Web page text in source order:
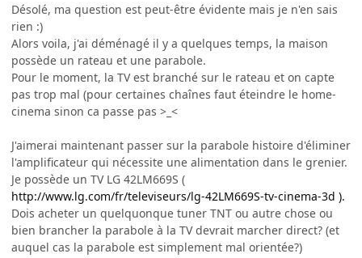
Désolé, ma question est peut-être évidente mais je n'en sais
rien :)
Alors voila, j'ai déménagé il y a quelques temps, la maison
possède un rateau et une parabole.
Pour le moment, la TV est branché sur le rateau et on capte
pas trop mal (pour certaines chaînes faut éteindre le home-
cinema sinon ca passe pas >_<
J'aimerai maintenant passer sur la parabole histoire d'éliminer
l'amplificateur qui nécessite une alimentation dans le grenier.
Je possède un TV LG 42LM669S (
http://www.lg.com/fr/televiseurs/lg-42LM669S-tv-cinema-3d ).
Dois acheter un quelquonque tuner TNT ou autre chose ou
bien brancher la parabole à la TV devrait marcher direct? (et
auquel cas la parabole est simplement mal orientée?)